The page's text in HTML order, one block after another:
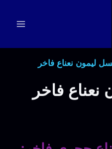
ليمون نعناع فاخر
فاخر